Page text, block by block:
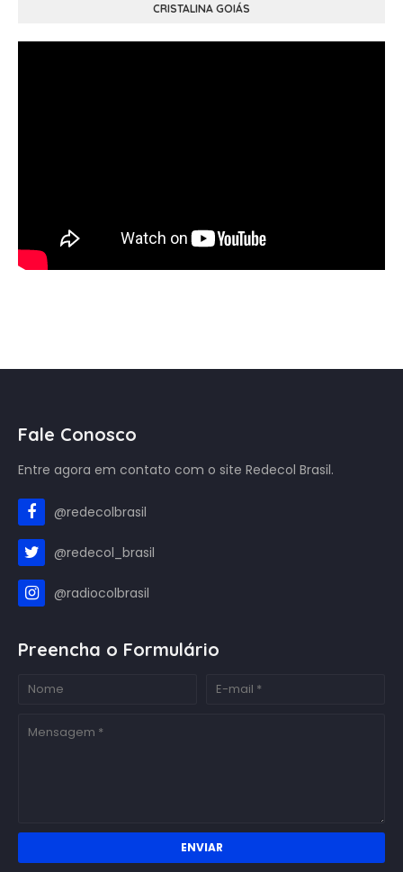
CRISTALINA GOIÁS
Fale Conosco
Entre agora em contato com o site Redecol Brasil.
@redecolbrasil
@redecol_brasil
@radiocolbrasil
Preencha o Formulário